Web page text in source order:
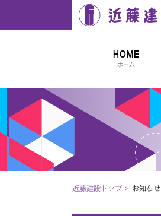
HOME
ホーム
近藤建設トップ お知らせ